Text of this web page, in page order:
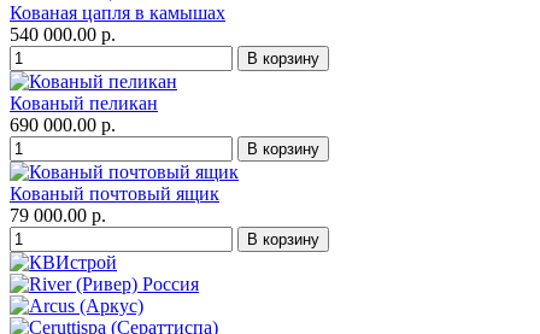
Кованая цапля в камышах
540 000.00 р.
Кованый пеликан
690 000.00 р.
Кованый почтовый ящик
79 000.00 р.